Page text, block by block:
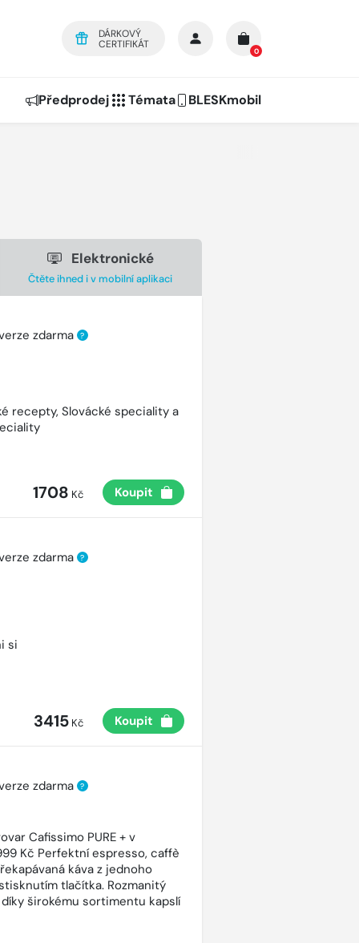
DÁRKOVÝ
CERTIFIKÁT
0
Předprodej Témata BLESKmobil
Elektronické
Čtěte ihned i v mobilní aplikaci
zdarma ?
recepty, Slovácké speciality a
1708 Kč Koupit
zdarma ?
si
3415Kč Koupit
zdarma ?
Cafissimo PURE + v
Kč Perfektní espresso, caffè
káva z jednoho
tlačítka. Rozmanitý
širokému sortimentu kapslí